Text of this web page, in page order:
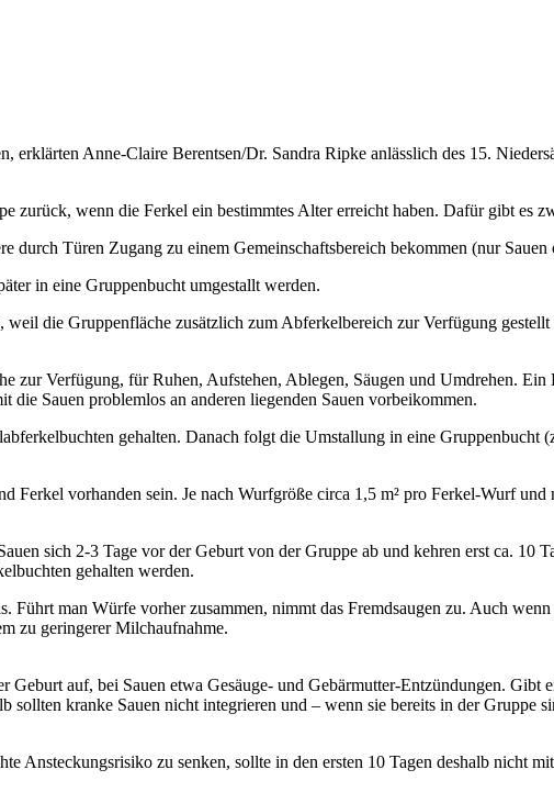
Anne-Claire Berentsen/Dr. Sandra Ripke anlässlich des 15.
zurück, wenn die Ferkel ein bestimmtes Alter erreicht haben. Dafür gibt es
Türen Zugang zu einem Gemeinschaftsbereich bekommen (nur Sauen
in eine Gruppenbucht umgestallt werden.
die Gruppenfläche zusätzlich zum Abferkelbereich zur Verfügung gestellt
zur Verfügung, für Ruhen, Aufstehen, Ablegen, Säugen und Umdrehen. Ein
die Sauen problemlos an anderen liegenden Sauen vorbeikommen.
gehalten. Danach folgt die Umstallung in eine Gruppenbucht
vorhanden sein. Je nach Wurfgröße circa 1,5 m² pro Ferkel-Wurf und
sich 2-3 Tage vor der Geburt von der Gruppe ab und kehren erst ca. 10
gehalten werden.
man Würfe vorher zusammen, nimmt das Fremdsaugen zu. Auch
zu geringerer Milchaufnahme.
auf, bei Sauen etwa Gesäuge- und Gebärmutter-Entzündungen. Gibt
kranke Sauen nicht integrieren und – wenn sie bereits in der Gruppe
Ansteckungsrisiko zu senken, sollte in den ersten 10 Tagen deshalb nicht